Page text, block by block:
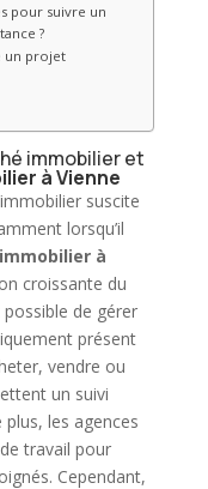
pour suivre un
?
un projet
immobilier et
à Vienne
suscite
lorsqu’il
à
croissante du
de gérer
présent
vendre ou
un suivi
les agences
travail pour
Cependant,